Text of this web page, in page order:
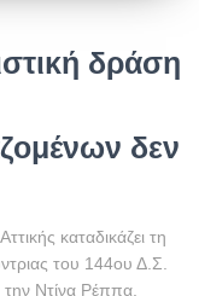
δράση
δεν
καταδικάζει τη
του 144ου Δ.Σ.
Ντίνα Ρέππα,